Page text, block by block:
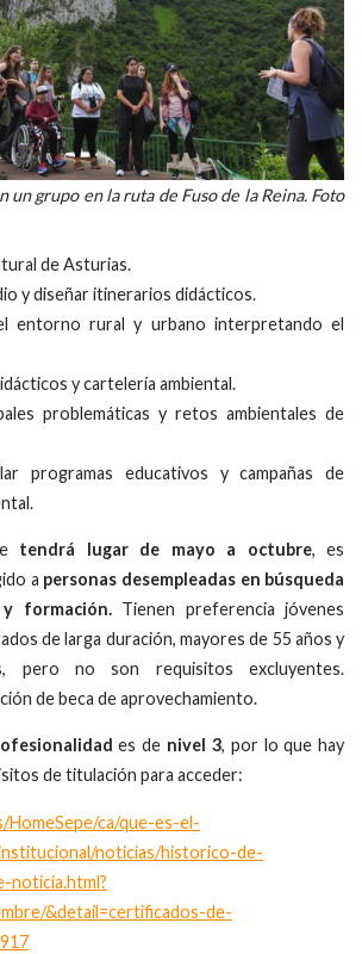
un grupo en la ruta de Fuso de la Reina. Foto
de Asturias.
y diseñar itinerarios didácticos.
entorno rural y urbano interpretando el
y cartelería ambiental.
problemáticas y retos ambientales de
programas educativos y campañas de
tendrá lugar de mayo a octubre, es
a personas desempleadas en búsqueda
formación. Tienen preferencia jóvenes
de larga duración, mayores de 55 años y
pero no son requisitos excluyentes.
de beca de aprovechamiento.
es de nivel 3, por lo que hay
de titulación para acceder:
ca/que-es-el-
noticias/historico-de-
noticia.html?
&detail=certificados-de-